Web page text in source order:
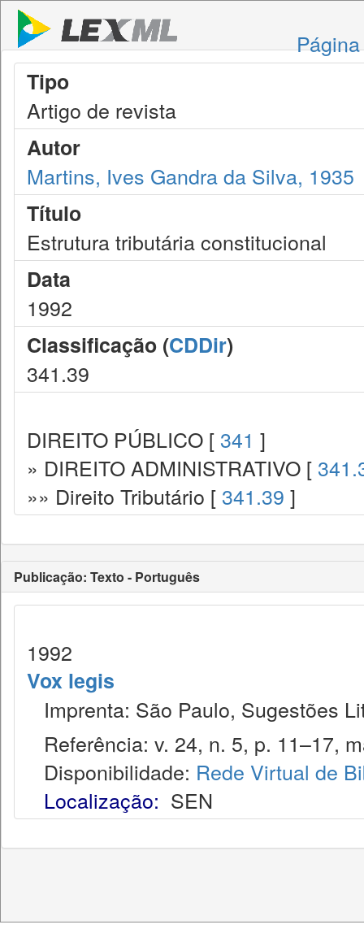
Tipo
Artigo de revista
Autor
Martins, Ives Gandra da Silva, 1935
Título
Estrutura tributária constitucional
Data
1992
Classificação (CDDir)
341.39
DIREITO PÚBLICO [ 341 ]
» DIREITO ADMINISTRATIVO [
»» Direito Tributário [ 341.39 ]
Publicação: Texto - Português
1992
Vox legis
Imprenta: São Paulo, Sugestões
Referência: v. 24, n. 5, p. 11–17,
Disponibilidade: Rede Virtual de
Localização: SEN